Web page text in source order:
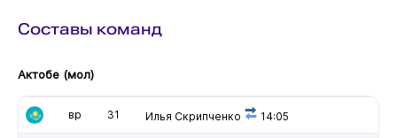
Составы команд
Актобе (мол)
вр 31 Илья Скрипченко 14:05